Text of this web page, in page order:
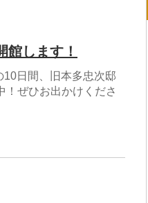
館します！
日間、旧本多忠次邸
！ぜひお出かけくださ